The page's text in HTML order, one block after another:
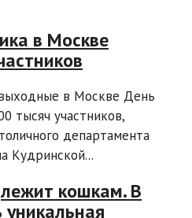
в Москве
в Москве День
тысяч участников,
департамента
Кудринской...
кошкам. В